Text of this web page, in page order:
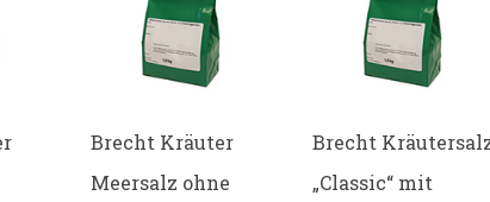
Brecht Kräuter
Meersalz ohne
Brecht
„Classic“ mit